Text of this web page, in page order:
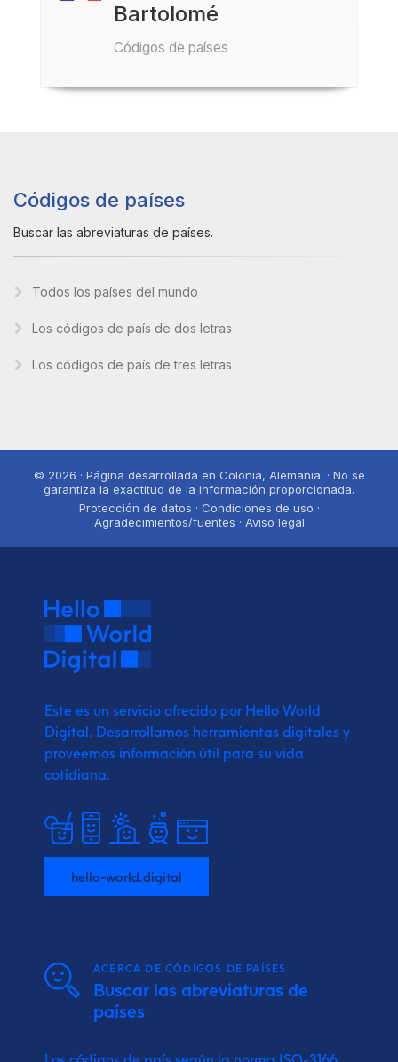
Bartolomé
Códigos de países
Códigos de países
Buscar las abreviaturas de países.
Todos los países del mundo
Los códigos de país de dos letras
Los códigos de país de tres letras
© 2026 · Página desarrollada en Colonia, Alemania. · No se
garantiza la exactitud de la información proporcionada.
Protección de datos · Condiciones de uso ·
Agradecimientos/fuentes · Aviso legal
Este es un servicio ofrecido por Hello World
Digital. Desarrollamos herramientas digitales y
proveemos información útil para su vida
cotidiana.
hello-world.digital
ACERCA DE CÓDIGOS DE PAÍSES
Buscar las abreviaturas de
países